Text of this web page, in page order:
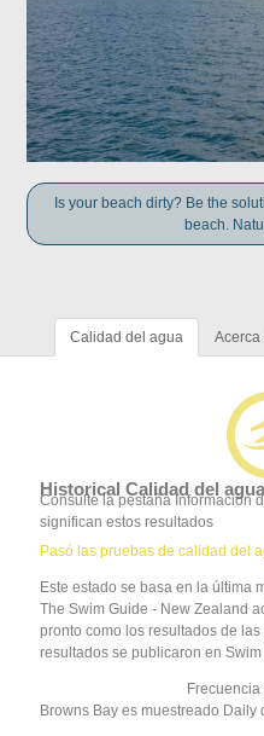
Is your beach dirty? Be the
beach.
Calidad del agua Acerca
Historical Calidad del
Consulte la pestaña Información
significan estos resultados
Pasó las pruebas de calidad del
Este estado se basa en la última
The Swim Guide - New Zealand
pronto como los resultados de
resultados se publicaron en
Browns Bay es muestreado Daily